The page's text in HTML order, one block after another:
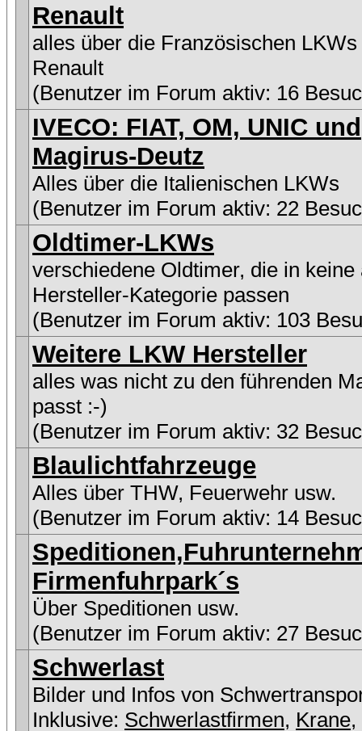
Renault
alles über die Französischen LKWs
Renault
(Benutzer im Forum aktiv: 16
IVECO: FIAT, OM, UNIC und
Magirus-Deutz
Alles über die Italienischen LKWs
(Benutzer im Forum aktiv: 22
Oldtimer-LKWs
verschiedene Oldtimer, die in keine
Hersteller-Kategorie passen
(Benutzer im Forum aktiv: 103
Weitere LKW Hersteller
alles was nicht zu den führenden
passt :-)
(Benutzer im Forum aktiv: 32
Blaulichtfahrzeuge
Alles über THW, Feuerwehr usw.
(Benutzer im Forum aktiv: 14
Firmenfuhrpark´s
Über Speditionen usw.
(Benutzer im Forum aktiv: 27
Schwerlast
Bilder und Infos von
Inklusive: Schwerlastfirmen, Krane,